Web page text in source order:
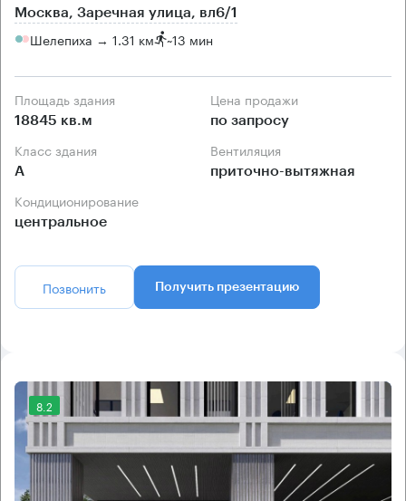
Москва, Заречная улица, вл6/1
Шелепиха → 1.31 км ~13 мин
Площадь здания
18845 кв.м
Цена продажи
по запросу
Класс здания
А
Вентиляция
приточно-вытяжная
Кондиционирование
центральное
Позвонить Получить презентацию
8.2